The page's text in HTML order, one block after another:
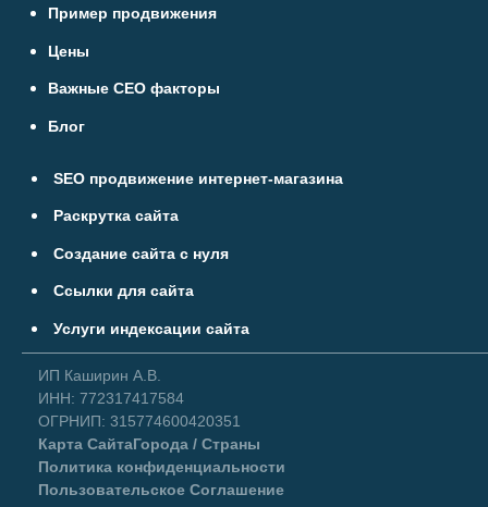
SEO продвижение интернет-магазина
Раскрутка сайта
Создание сайта с нуля
Ссылки для сайта
Услуги индексации сайта
Пример продвижения
Цены
Важные СЕО факторы
Блог
ИП Каширин А.В.
ИНН: 772317417584
ОГРНИП: 315774600420351
Карта СайтаГорода / Страны
Политика конфиденциальности
Пользовательское Соглашение